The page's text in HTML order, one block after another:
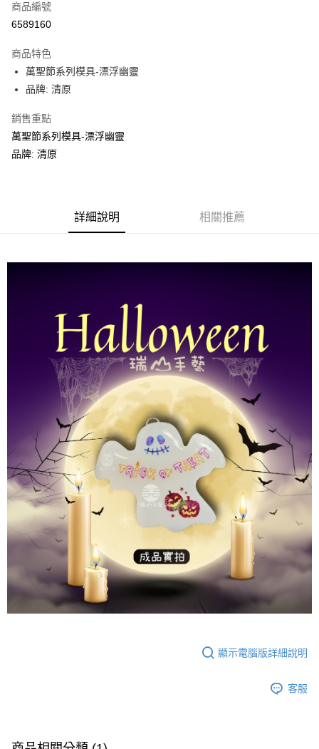
超商取貨付款
街口支付
悠遊付
運送方式
全家取貨付款
每筆NT$60，滿NT$1,500(含以上)免運費
每筆NT$60，滿NT$1,500(含以上)免運費
每筆NT$60，滿NT$1,500(含以上)免運費
宅配 新竹物流
每筆NT$130，滿NT$2,000(含以上)免運費
付款後門市自取
商品編號
6589160
商品特色
萬聖節系列模具-漂浮幽靈
品牌: 清原
銷售重點
萬聖節系列模具-漂浮幽靈
品牌: 清原
詳細說明 相關推薦
顯示電腦版詳細說明
客服